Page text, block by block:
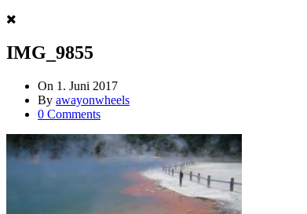
IMG_9855
On 1. Juni 2017
By awayonwheels
0 Comments